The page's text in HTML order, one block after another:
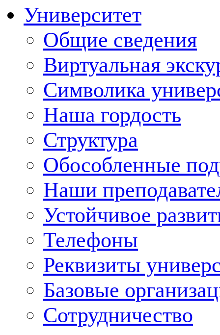
Университет
Общие сведения
Виртуальная
Символика
Наша гордость
Структура
Обособленные
Наши
Устойчивое
Телефоны
Реквизиты
Базовые
Сотрудничество